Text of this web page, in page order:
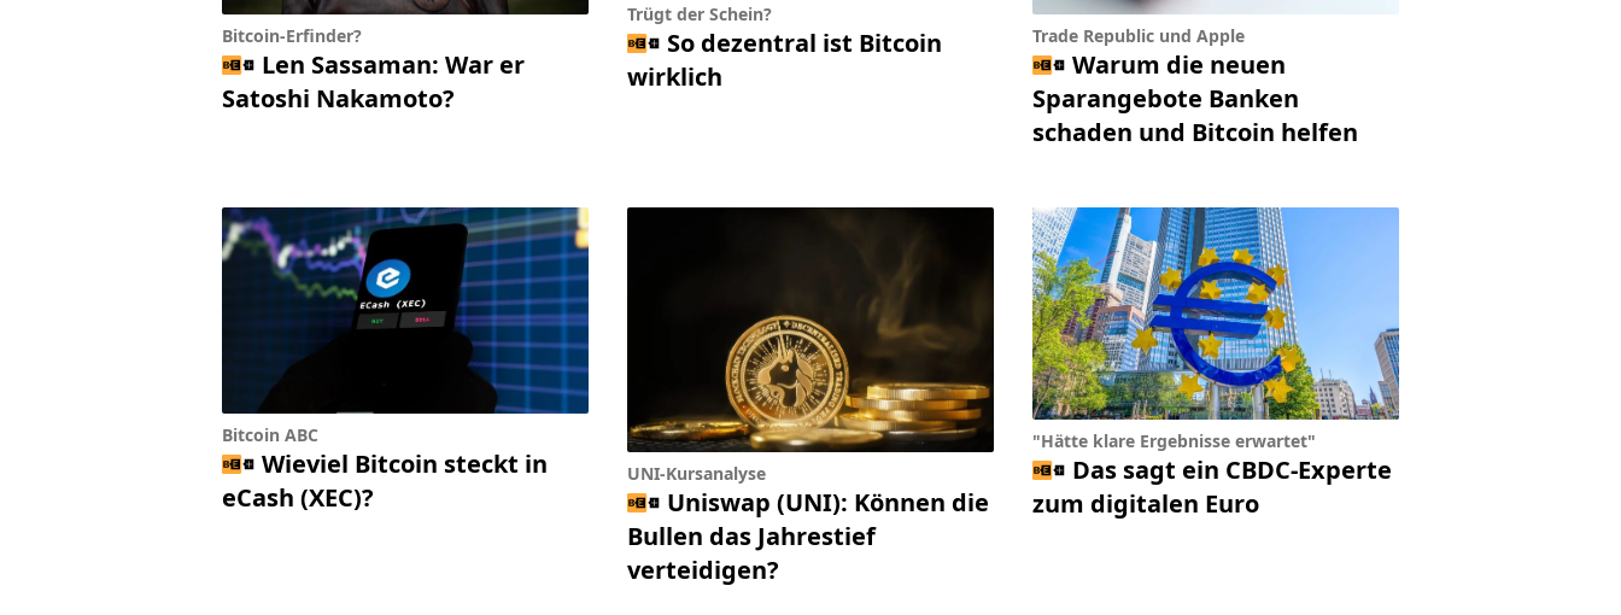
Bitcoin-Erfinder?
Len Sassaman: War er
Satoshi Nakamoto?
Trügt der Schein?
So dezentral ist Bitcoin
wirklich
Trade Republic und Apple
Warum die neuen
Sparangebote Banken
schaden und Bitcoin helfen
Bitcoin ABC
Wieviel Bitcoin steckt in
eCash (XEC)?
UNI-Kursanalyse
Uniswap (UNI): Können die
Bullen das Jahrestief
verteidigen?
"Hätte klare Ergebnisse erwartet"
Das sagt ein CBDC-Experte
zum digitalen Euro